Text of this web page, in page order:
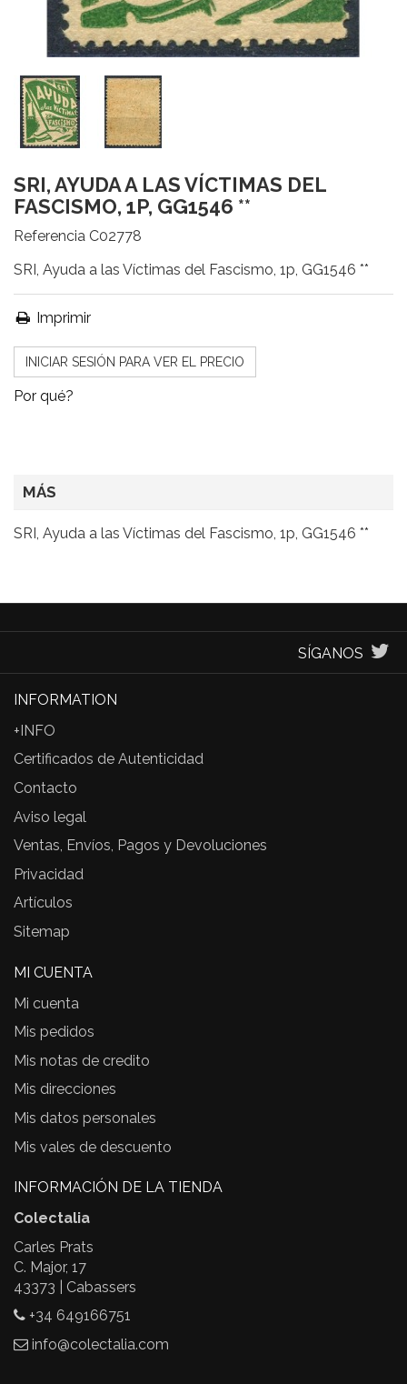
SRI, AYUDA A LAS VÍCTIMAS DEL
FASCISMO, 1P, GG1546 **
Referencia C02778
SRI, Ayuda a las Víctimas del Fascismo, 1p, GG1546 **
Imprimir
INICIAR SESIÓN PARA VER EL PRECIO
Por qué?
MÁS
SRI, Ayuda a las Víctimas del Fascismo, 1p, GG1546 **
SÍGANOS
INFORMATION
+INFO
Certificados de Autenticidad
Contacto
Aviso legal
Ventas, Envíos, Pagos y Devoluciones
Privacidad
Artículos
Sitemap
MI CUENTA
Mi cuenta
Mis pedidos
Mis notas de credito
Mis direcciones
Mis datos personales
Mis vales de descuento
INFORMACIÓN DE LA TIENDA
Colectalia
Carles Prats
C. Major, 17
43373 | Cabassers
+34 649166751
info@colectalia.com